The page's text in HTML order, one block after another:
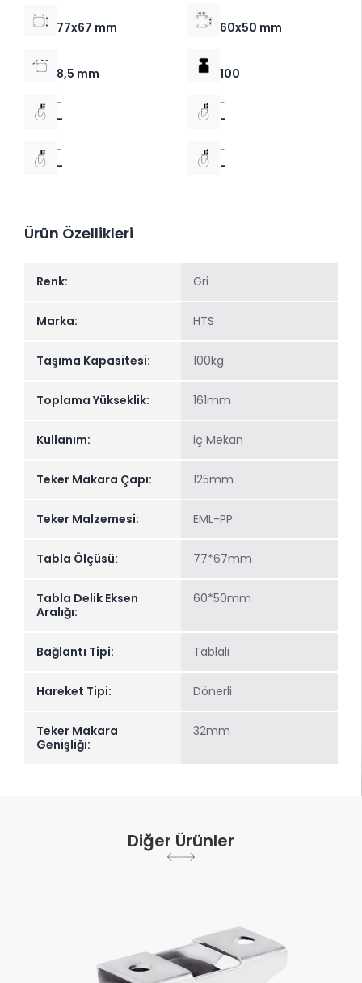
-
77x67 mm
-
60x50 mm
-
8,5 mm
-
100
-
-
-
-
-
-
-
-
Ürün Özellikleri
Renk: Gri
Marka: HTS
Taşıma Kapasitesi: 100kg
Toplama Yükseklik: 161mm
Kullanım: iç Mekan
Teker Makara Çapı: 125mm
Teker Malzemesi: EML-PP
Tabla Ölçüsü: 77*67mm
Tabla Delik Eksen
Aralığı:
60*50mm
Bağlantı Tipi: Tablalı
Hareket Tipi: Dönerli
Teker Makara
Genişliği:
32mm
Diğer Ürünler